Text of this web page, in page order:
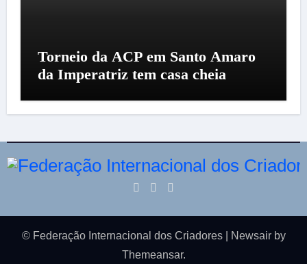
Torneio da ACP em Santo Amaro
da Imperatriz tem casa cheia
© Federação Internacional dos Criadores Newsairby
Themeansar.